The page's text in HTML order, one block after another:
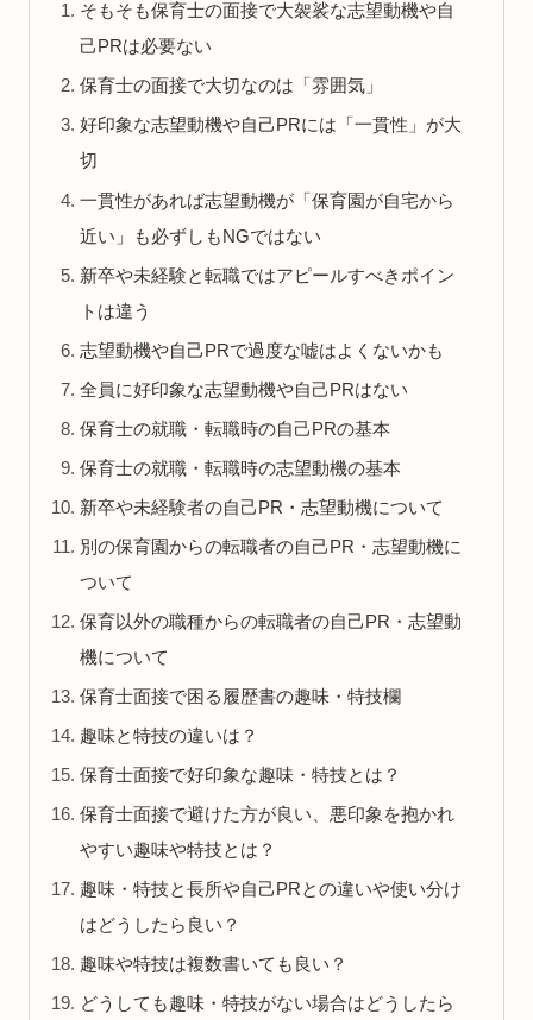
そもそも保育士の面接で大袈裟な志望動機や自
己PRは必要ない
保育士の面接で大切なのは「雰囲気」
好印象な志望動機や自己PRには「一貫性」が大
切
一貫性があれば志望動機が「保育園が自宅から
近い」も必ずしもNGではない
新卒や未経験と転職ではアピールすべきポイン
トは違う
志望動機や自己PRで過度な嘘はよくないかも
全員に好印象な志望動機や自己PRはない
保育士の就職・転職時の自己PRの基本
保育士の就職・転職時の志望動機の基本
新卒や未経験者の自己PR・志望動機について
別の保育園からの転職者の自己PR・志望動機に
ついて
保育以外の職種からの転職者の自己PR・志望動
機について
保育士面接で困る履歴書の趣味・特技欄
趣味と特技の違いは？
保育士面接で好印象な趣味・特技とは？
保育士面接で避けた方が良い、悪印象を抱かれ
やすい趣味や特技とは？
趣味・特技と長所や自己PRとの違いや使い分け
はどうしたら良い？
趣味や特技は複数書いても良い？
どうしても趣味・特技がない場合はどうしたら